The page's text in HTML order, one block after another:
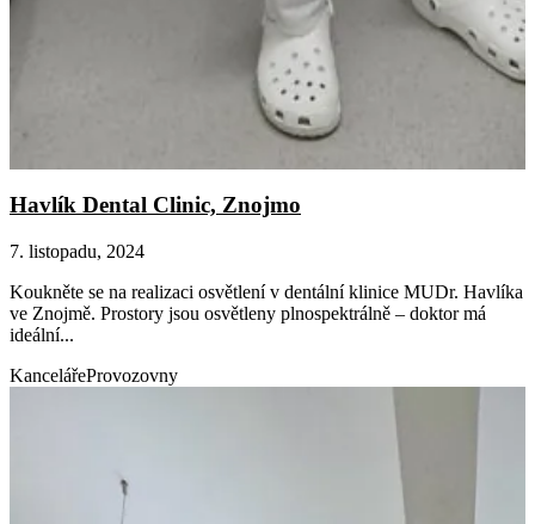
Havlík Dental Clinic, Znojmo
7. listopadu, 2024
Koukněte se na realizaci osvětlení v dentální klinice MUDr. Havlíka
ve Znojmě. Prostory jsou osvětleny plnospektrálně – doktor má
ideální...
KancelářeProvozovny